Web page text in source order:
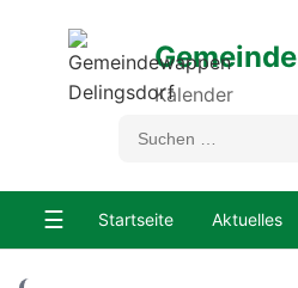
Kalender
☰ Startseite Aktuelles